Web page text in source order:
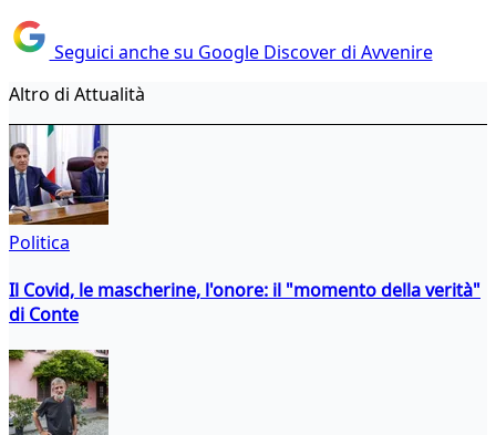
Seguici anche su Google Discover di Avvenire
Altro di Attualità
Politica
Il Covid, le mascherine, l'onore: il "momento della verità"
di Conte